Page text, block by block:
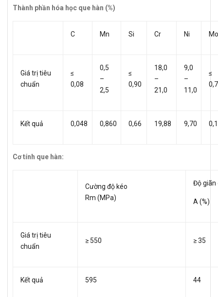
Thành phần hóa học que hàn (%)
C Mn Si Cr Ni Mo
Giá trị tiêu
chuẩn
≤
0,08
0,5
–
2,5
≤
0,90
18,0
–
21,0
9,0
–
11,0
≤
Kết quả 0,048 0,860 0,66 19,88 9,70
Cơ tính que hàn:
Cường độ kéo
Rm (MPa)
Độ giãn
A (%)
Giá trị tiêu
chuẩn
≥ 550 ≥ 35
Kết quả 595 44